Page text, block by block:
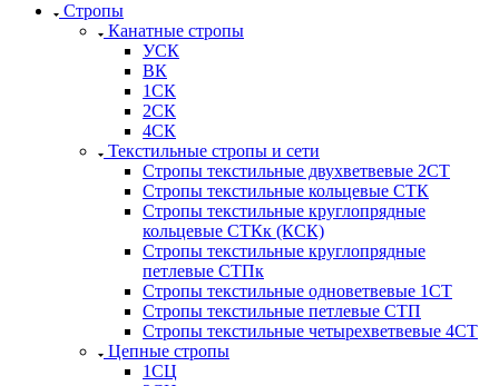
Стропы
Канатные стропы
УСК
ВК
1СК
2СК
4СК
Текстильные стропы и сети
Стропы текстильные двухветвевые 2СТ
Стропы текстильные кольцевые СТК
Стропы текстильные круглопрядные
кольцевые СТКк (КСК)
Стропы текстильные круглопрядные
петлевые СТПк
Стропы текстильные одноветвевые 1СТ
Стропы текстильные петлевые СТП
Стропы текстильные четырехветвевые 4СТ
Цепные стропы
1СЦ